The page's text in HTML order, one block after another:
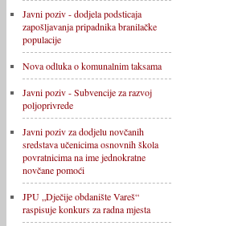
Javni poziv - dodjela podsticaja
zapošljavanja pripadnika branilačke
populacije
Nova odluka o komunalnim taksama
Javni poziv - Subvencije za razvoj
poljoprivrede
Javni poziv za dodjelu novčanih
sredstava učenicima osnovnih škola
povratnicima na ime jednokratne
novčane pomoći
JPU „Dječije obdanište Vareš“
raspisuje konkurs za radna mjesta